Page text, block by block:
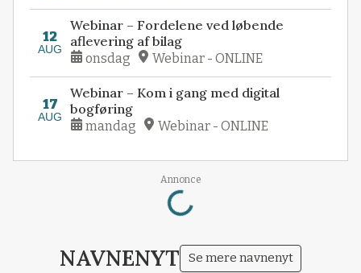
12
AUG
Webinar – Fordelene ved løbende
aflevering af bilag
onsdag Webinar - ONLINE
17
AUG
Webinar – Kom i gang med digital
bogføring
mandag Webinar - ONLINE
Annonce
Loading...
NAVNENYT Se mere navnenyt